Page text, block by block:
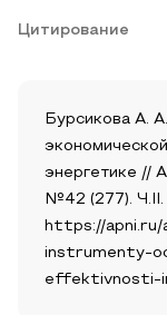
Цитирование
Бурсикова А.
энергетике //
№42 (277). Ч.II.
https://
instrumenty-
effektivnosti-